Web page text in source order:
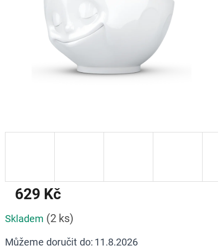
629 Kč
cena:
Skladem (2 ks)
Můžeme doručit do: 11.8.2026